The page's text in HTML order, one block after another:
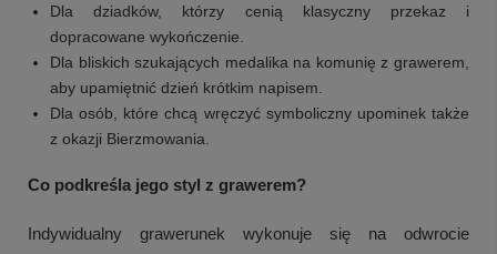
Dla dziadków, którzy cenią klasyczny przekaz i
dopracowane wykończenie.
Dla bliskich szukających medalika na komunię z grawerem,
aby upamiętnić dzień krótkim napisem.
Dla osób, które chcą wręczyć symboliczny upominek także
z okazji Bierzmowania.
Co podkreśla jego styl z grawerem?
Indywidualny grawerunek wykonuje się na odwrocie